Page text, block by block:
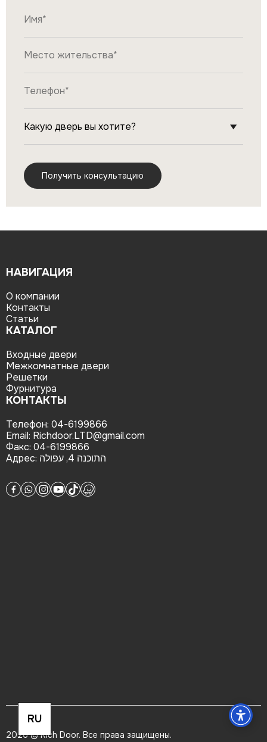
НАВИГАЦИЯ
О компании
Контакты
Статьи
КАТАЛОГ
Входные двери
Межкомнатные двери
Решетки
Фурнитура
КОНТАКТЫ
Телефон: 04-6199866
Email: Richdoor.LTD@gmail.com
Факс: 04-6199866
Адрес:
התוכנה 4, עפולה
2026 © Rich Door. Все права защищены.
RU